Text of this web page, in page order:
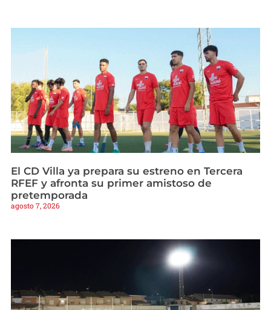
El CD Villa ya prepara su estreno en Tercera
RFEF y afronta su primer amistoso de
pretemporada
agosto 7, 2026